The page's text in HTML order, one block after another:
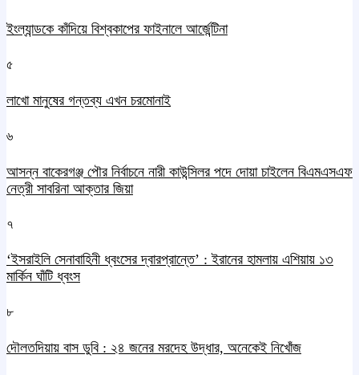
ইংল্যান্ডকে কাঁদিয়ে বিশ্বকাপের ফাইনালে আর্জেন্টিনা
৫
লাখো মানুষের গন্তব্য এখন চরমোনাই
৬
আসন্ন বাকেরগঞ্জ পৌর নির্বাচনে নারী কাউন্সিলর পদে দোয়া চাইলেন বিএমএসএফ
নেত্রী সাবরিনা আক্তার জিয়া
৭
‘ইসরাইলি সেনাবাহিনী ধ্বংসের দ্বারপ্রান্তে’ : ইরানের হামলায় এশিয়ায় ১৩
মার্কিন ঘাঁটি ধ্বংস
৮
দৌলতদিয়ায় বাস ডুবি : ২৪ জনের মরদেহ উদ্ধার, অনেকেই নিখোঁজ